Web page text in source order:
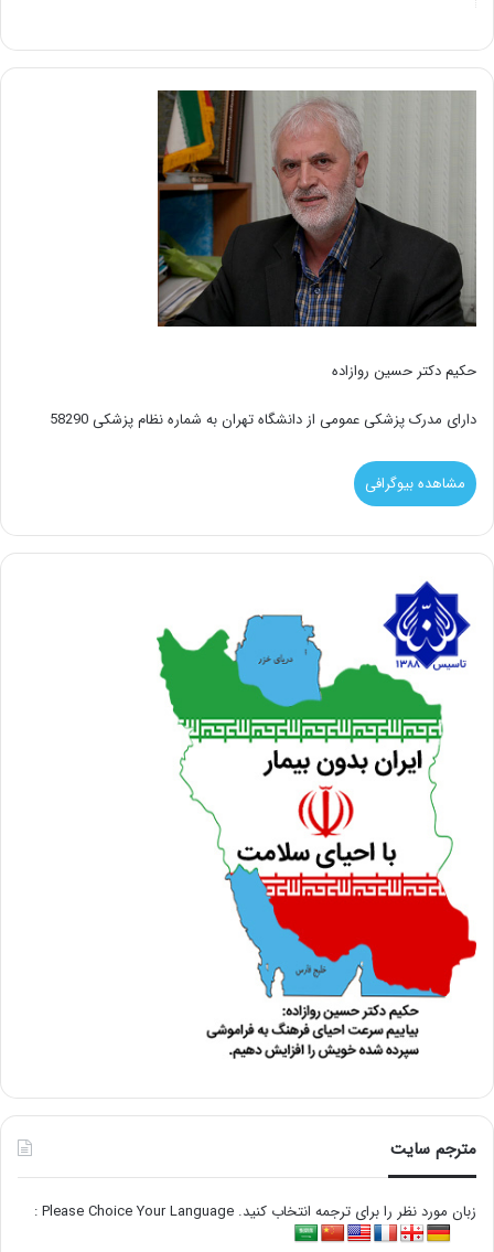
حکیم دکتر حسین روازاده
دارای مدرک پزشکی عمومی از دانشگاه تهران به شماره نظام پزشکی 58290
مشاهده بیوگرافی
مترجم سایت
زبان مورد نظر را برای ترجمه انتخاب کنید. Please Choice Your Language :